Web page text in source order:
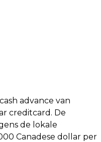
advance van
creditcard. De
de lokale
Canadese dollar per